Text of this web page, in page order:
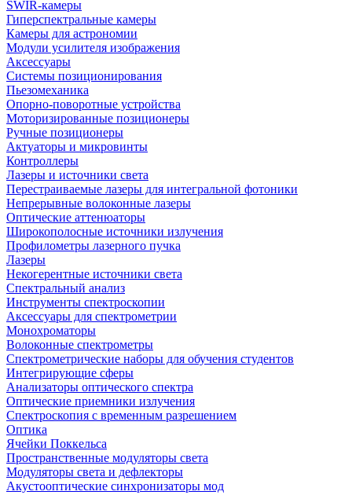
SWIR-камеры
Гиперспектральные камеры
Камеры для астрономии
Модули усилителя изображения
Аксессуары
Системы позиционирования
Пьезомеханика
Опорно-поворотные устройства
Моторизированные позиционеры
Ручные позиционеры
Актуаторы и микровинты
Контроллеры
Лазеры и источники света
Перестраиваемые лазеры для интегральной фотоники
Непрерывные волоконные лазеры
Оптические аттенюаторы
Широкополосные источники излучения
Профилометры лазерного пучка
Лазеры
Некогерентные источники света
Спектральный анализ
Инструменты спектроскопии
Аксессуары для спектрометрии
Монохроматоры
Волоконные спектрометры
Спектрометрические наборы для обучения студентов
Интегрирующие сферы
Анализаторы оптического спектра
Оптические приемники излучения
Спектроскопия с временным разрешением
Оптика
Ячейки Поккельса
Пространственные модуляторы света
Модуляторы света и дефлекторы
Акустооптические синхронизаторы мод